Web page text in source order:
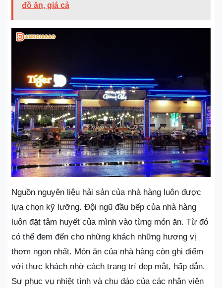
đồ ăn, giá cả
Nguồn nguyên liệu hải sản của nhà hàng luôn được
lựa chọn kỹ lưỡng. Đội ngũ đầu bếp của nhà hàng
luôn đặt tâm huyết của mình vào từng món ăn. Từ đó
có thể đem đến cho những khách những hương vị
thơm ngon nhất. Món ăn của nhà hàng còn ghi điểm
với thực khách nhờ cách trang trí đẹp mắt, hấp dẫn.
Sự phục vụ nhiệt tình và chu đáo của các nhân viên